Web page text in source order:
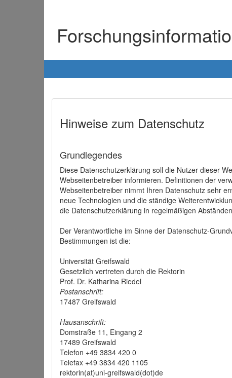
Hinweise zum Datenschutz
Grundlegendes
Diese Datenschutzerklärung soll die Nutzer dieser
Webseitenbetreiber informieren. Definitionen der
Webseitenbetreiber nimmt Ihren Datenschutz sehr
neue Technologien und die ständige
die Datenschutzerklärung in regelmäßigen
Der Verantwortliche im Sinne der Datenschutz-
Bestimmungen ist die:
Universität Greifswald
Gesetzlich vertreten durch die Rektorin
Prof. Dr. Katharina Riedel
Postanschrift:
17487 Greifswald
Hausanschrift:
Domstraße 11, Eingang 2
17489 Greifswald
Telefon +49 3834 420 0
Telefax +49 3834 420 1105
rektorin(at)uni-greifswald(dot)de